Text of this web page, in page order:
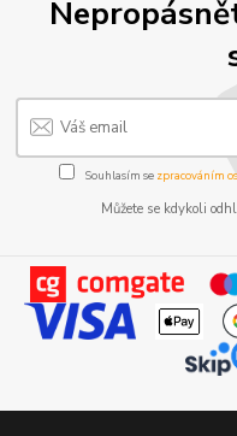
Souhlasím se zpracováním
Můžete se kdykoli